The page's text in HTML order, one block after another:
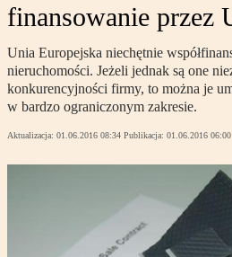
finansowanie przez
Unia Europejska niechętnie
nieruchomości. Jeżeli jednak są one
konkurencyjności firmy, to można je
w bardzo ograniczonym zakresie.
Aktualizacja: 01.06.2016 08:34 Publikacja: 01.06.2016 06:00